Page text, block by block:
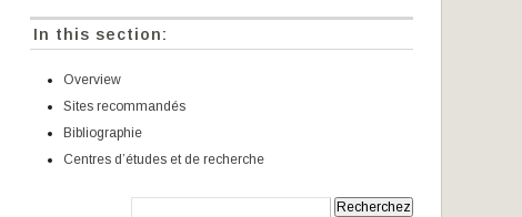
In this section:
Overview
Sites recommandés
Bibliographie
Centres d’études et de recherche